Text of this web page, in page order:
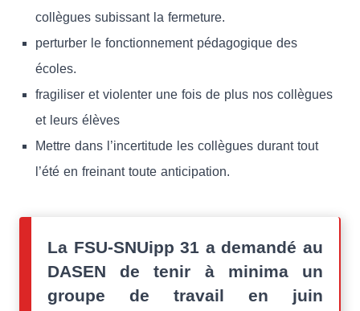
collègues subissant la fermeture.
perturber le fonctionnement pédagogique des
écoles.
fragiliser et violenter une fois de plus nos collègues
et leurs élèves
Mettre dans l’incertitude les collègues durant tout
l’été en freinant toute anticipation.
La FSU-SNUipp 31 a demandé au
DASEN de tenir à minima un
groupe de travail en juin